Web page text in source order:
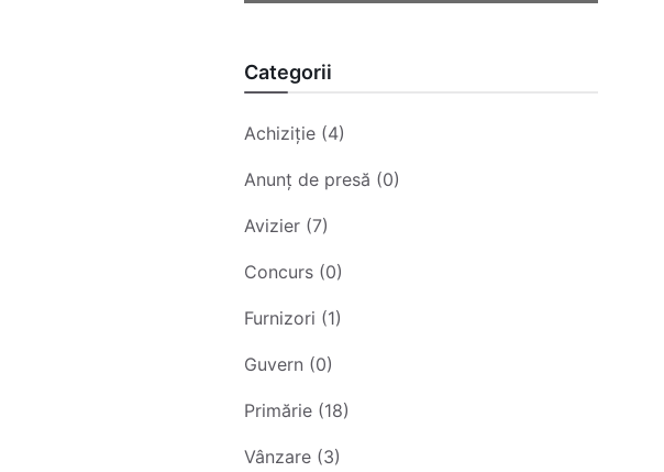
Categorii
Achiziție (4)
Anunț de presă (0)
Avizier (7)
Concurs (0)
Furnizori (1)
Guvern (0)
Primărie (18)
Vânzare (3)